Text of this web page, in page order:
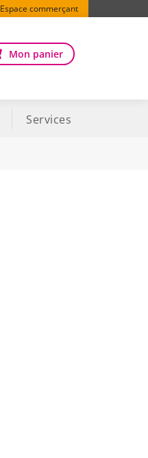
Espace commerçant
Mon panier
Services